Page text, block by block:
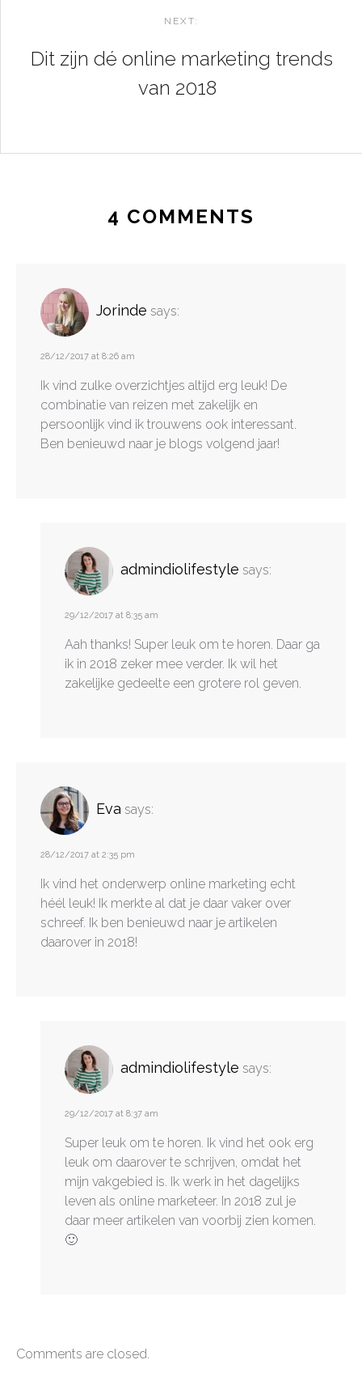
NEXT:
Dit zijn dé online marketing trends
van 2018
4 COMMENTS
Jorinde says:
28/12/2017 at 8:26 am
Ik vind zulke overzichtjes altijd erg leuk! De
combinatie van reizen met zakelijk en
persoonlijk vind ik trouwens ook interessant.
Ben benieuwd naar je blogs volgend jaar!
admindiolifestyle says:
29/12/2017 at 8:35 am
Aah thanks! Super leuk om te horen. Daar ga
ik in 2018 zeker mee verder. Ik wil het
zakelijke gedeelte een grotere rol geven.
Eva says:
28/12/2017 at 2:35 pm
Ik vind het onderwerp online marketing echt
héél leuk! Ik merkte al dat je daar vaker over
schreef. Ik ben benieuwd naar je artikelen
daarover in 2018!
admindiolifestyle says:
29/12/2017 at 8:37 am
Super leuk om te horen. Ik vind het ook erg
leuk om daarover te schrijven, omdat het
mijn vakgebied is. Ik werk in het dagelijks
leven als online marketeer. In 2018 zul je
daar meer artikelen van voorbij zien komen.
🙂
Comments are closed.